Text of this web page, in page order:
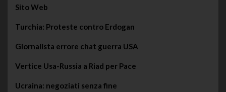
Sito Web
Turchia: Proteste contro Erdogan
Giornalista errore chat guerra USA
Vertice Usa-Russia a Riad per Pace
Ucraina: negoziati senza fine